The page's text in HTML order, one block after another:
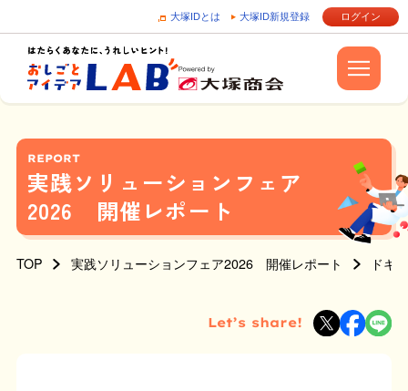
大塚IDとは 大塚ID新規登録 ログイン
REPORT
実践ソリューションフェア
2026 開催レポート
TOP 実践ソリューションフェア2026 開催レポート ドキ
Let’s share!